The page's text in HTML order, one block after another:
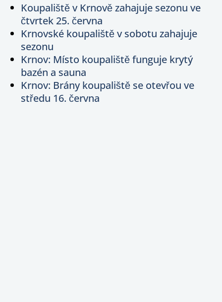
Koupaliště v Krnově zahajuje sezonu ve
čtvrtek 25. června
Krnovské koupaliště v sobotu zahajuje
sezonu
Krnov: Místo koupaliště funguje krytý
bazén a sauna
Krnov: Brány koupaliště se otevřou ve
středu 16. června